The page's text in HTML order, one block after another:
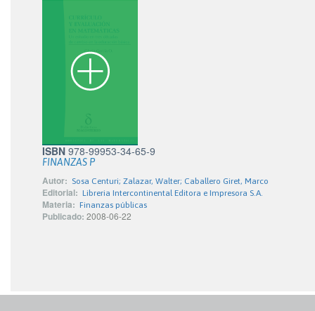
ISBN 978-99953-34-65-9
FINANZAS P
Autor: Sosa Centuri; Zalazar, Walter; Caballero Giret, Marco
Editorial: Libreria Intercontinental Editora e Impresora S.A.
Materia: Finanzas públicas
Publicado: 2008-06-22